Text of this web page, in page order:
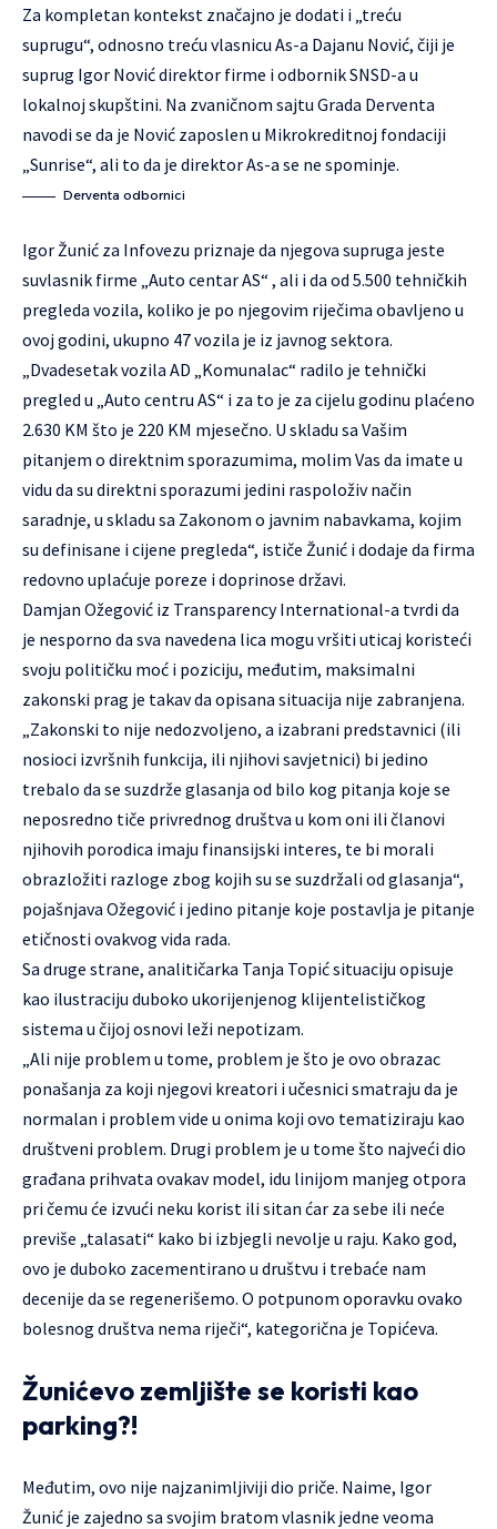
Za kompletan kontekst značajno je dodati i „treću
suprugu“, odnosno treću vlasnicu As-a Dajanu Nović, čiji je
suprug Igor Nović direktor firme i odbornik SNSD-a u
lokalnoj skupštini. Na zvaničnom sajtu Grada Derventa
navodi se da je Nović zaposlen u Mikrokreditnoj fondaciji
„Sunrise“, ali to da je direktor As-a se ne spominje.
Derventa odbornici
Igor Žunić za Infovezu priznaje da njegova supruga jeste
suvlasnik firme „Auto centar AS“ , ali i da od 5.500 tehničkih
pregleda vozila, koliko je po njegovim riječima obavljeno u
ovoj godini, ukupno 47 vozila je iz javnog sektora.
„Dvadesetak vozila AD „Komunalac“ radilo je tehnički
pregled u „Auto centru AS“ i za to je za cijelu godinu plaćeno
2.630 KM što je 220 KM mjesečno. U skladu sa Vašim
pitanjem o direktnim sporazumima, molim Vas da imate u
vidu da su direktni sporazumi jedini raspoloživ način
saradnje, u skladu sa Zakonom o javnim nabavkama, kojim
su definisane i cijene pregleda“, ističe Žunić i dodaje da firma
redovno uplaćuje poreze i doprinose državi.
Damjan Ožegović iz Transparency International-a tvrdi da
je nesporno da sva navedena lica mogu vršiti uticaj koristeći
svoju političku moć i poziciju, međutim, maksimalni
zakonski prag je takav da opisana situacija nije zabranjena.
„Zakonski to nije nedozvoljeno, a izabrani predstavnici (ili
nosioci izvršnih funkcija, ili njihovi savjetnici) bi jedino
trebalo da se suzdrže glasanja od bilo kog pitanja koje se
neposredno tiče privrednog društva u kom oni ili članovi
njihovih porodica imaju finansijski interes, te bi morali
obrazložiti razloge zbog kojih su se suzdržali od glasanja“,
pojašnjava Ožegović i jedino pitanje koje postavlja je pitanje
etičnosti ovakvog vida rada.
Sa druge strane, analitičarka Tanja Topić situaciju opisuje
kao ilustraciju duboko ukorijenjenog klijentelističkog
sistema u čijoj osnovi leži nepotizam.
„Ali nije problem u tome, problem je što je ovo obrazac
ponašanja za koji njegovi kreatori i učesnici smatraju da je
normalan i problem vide u onima koji ovo tematiziraju kao
društveni problem. Drugi problem je u tome što najveći dio
građana prihvata ovakav model, idu linijom manjeg otpora
pri čemu će izvući neku korist ili sitan ćar za sebe ili neće
previše „talasati“ kako bi izbjegli nevolje u raju. Kako god,
ovo je duboko zacementirano u društvu i trebaće nam
decenije da se regenerišemo. O potpunom oporavku ovako
bolesnog društva nema riječi“, kategorična je Topićeva.
Žunićevo zemljište se koristi kao
parking?!
Međutim, ovo nije najzanimljiviji dio priče. Naime, Igor
Žunić je zajedno sa svojim bratom vlasnik jedne veoma